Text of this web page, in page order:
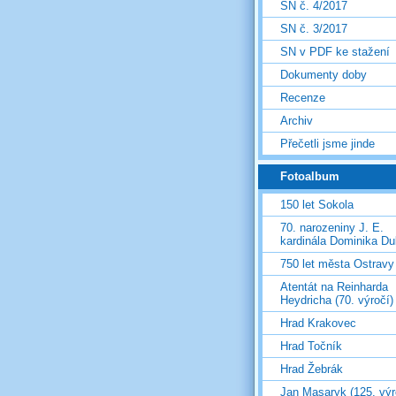
SN č. 4/2017
SN č. 3/2017
SN v PDF ke stažení
Dokumenty doby
Recenze
Archiv
Přečetli jsme jinde
Fotoalbum
150 let Sokola
70. narozeniny J. E.
kardinála Dominika
750 let města Ostravy
Atentát na Reinharda
Heydricha (70. výročí)
Hrad Krakovec
Hrad Točník
Hrad Žebrák
Jan Masaryk (125.